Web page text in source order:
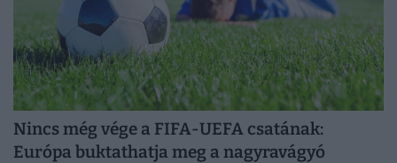
Nincs még vége a FIFA-UEFA csatának:
Európa buktathatja meg a nagyravágyó